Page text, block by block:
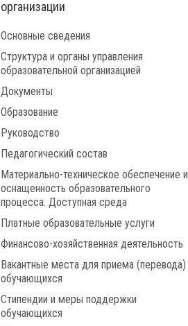
организации
Основные сведения
Структура и органы управления
образовательной организацией
Документы
Образование
Руководство
Педагогический состав
Материально-техническое обеспечение и
оснащенность образовательного
процесса. Доступная среда
Платные образовательные услуги
Финансово-хозяйственная деятельность
Вакантные места для приема (перевода)
обучающихся
Стипендии и меры поддержки
обучающихся